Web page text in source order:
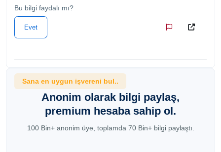
Bu bilgi faydalı mı?
Evet
Sana en uygun işvereni bul..
Anonim olarak bilgi paylaş,
premium hesaba sahip ol.
100 Bin+ anonim üye, toplamda 70 Bin+ bilgi paylaştı.